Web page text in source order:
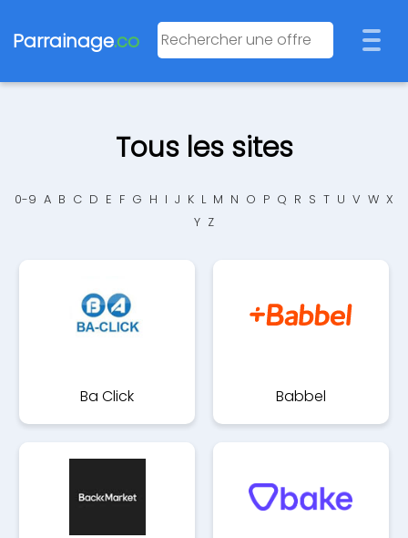
Parrainage.co
Tous les sites
0-9 A B C D E F G H I J K L M N O P Q R S T U V W X
Y Z
Ba Click Babbel